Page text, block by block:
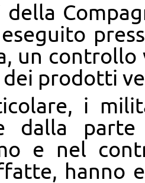
un
dei prodotti
i
dalla
e nel
hanno